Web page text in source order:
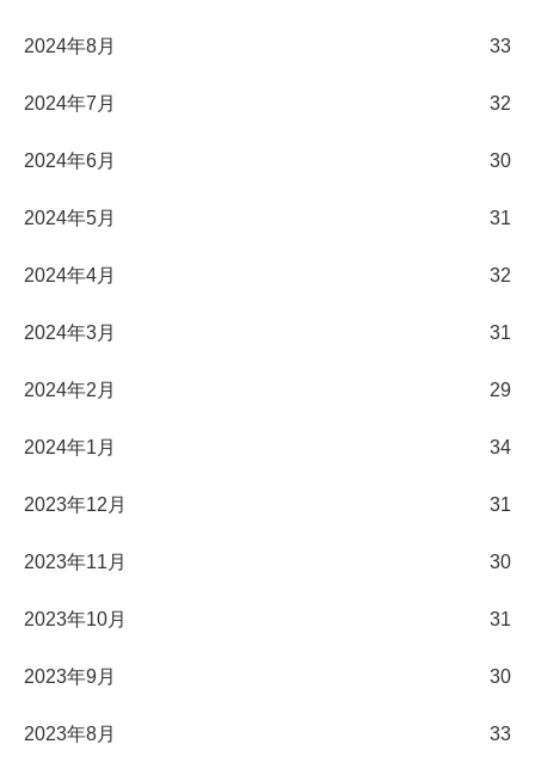
2024年8月 33
2024年7月 32
2024年6月 30
2024年5月 31
2024年4月 32
2024年3月 31
2024年2月 29
2024年1月 34
2023年12月 31
2023年11月 30
2023年10月 31
2023年9月 30
2023年8月 33